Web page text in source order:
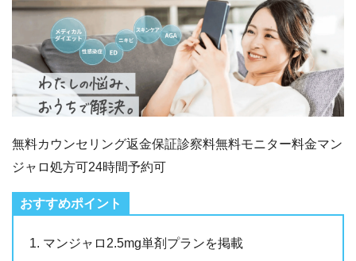
無料カウンセリング返金保証診察料無料モニター料金マン
ジャロ処方可24時間予約可
マンジャロ2.5mg単剤プランを掲載